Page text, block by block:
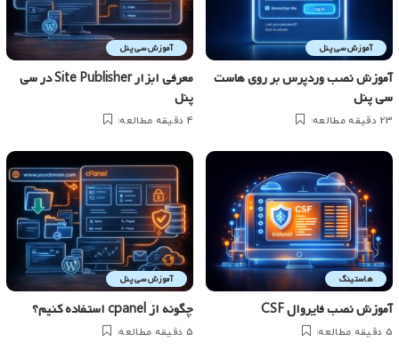
آموزش سی پنل
آموزش نصب وردپرس بر روی هاست
سی پنل
23 دقیقه مطالعه
آموزش سی پنل
معرفی ابزار Site Publisher در سی
پنل
4 دقیقه مطالعه
هاستینگ
آموزش نصب فایروال CSF
5 دقیقه مطالعه
آموزش سی پنل
چگونه از cpanel استفاده کنیم؟
5 دقیقه مطالعه